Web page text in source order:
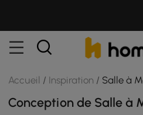
Accueil / Inspiration / Salle à